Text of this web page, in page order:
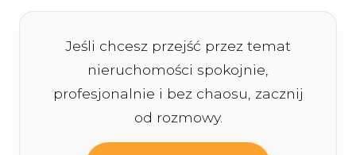
Jeśli chcesz przejść przez temat
nieruchomości spokojnie,
profesjonalnie i bez chaosu, zacznij
od rozmowy.